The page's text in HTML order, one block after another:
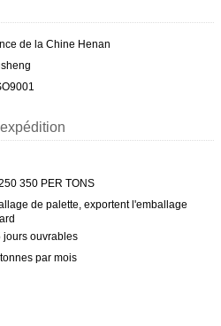
de la Chine Henan
350 PER TONS
de palette, exportent l'emballage
jours ouvrables
par mois